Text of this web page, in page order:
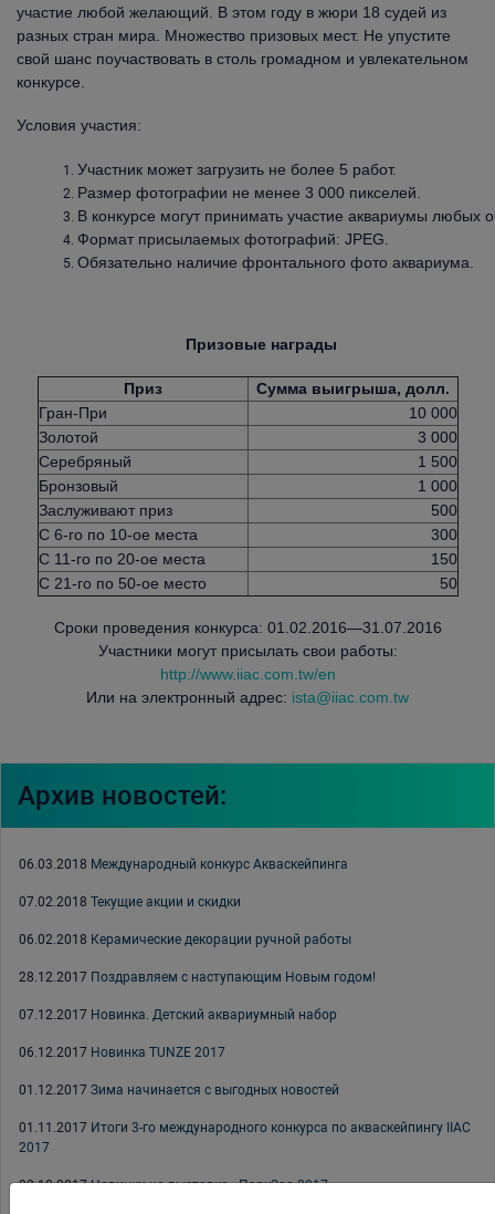
участие любой желающий. В этом году в жюри 18 судей из
разных стран мира. Множество призовых мест. Не упустите
свой шанс поучаствовать в столь громадном и увлекательном
конкурсе.
Условия участия:
Участник может загрузить не более 5 работ.
Размер фотографии не менее 3 000 пикселей.
В конкурсе могут принимать участие аквариумы любых
Формат присылаемых фотографий: JPEG.
Обязательно наличие фронтального фото аквариума.
Призовые награды
Приз
Сумма выигрыша, долл.
Гран-При
10 000
Золотой
3 000
Серебряный
1 500
Бронзовый
1 000
Заслуживают приз
500
С 6-го по 10-ое места
300
С 11-го по 20-ое места
150
С 21-го по 50-ое место
50
Сроки проведения конкурса: 01.02.2016—31.07.2016
Участники могут присылать свои работы:
http://www.iiac.com.tw/en
Или на электронный адрес: ista@iiac.com.tw
Архив новостей:
06.03.2018 Международный конкурс Акваскейпинга
07.02.2018 Текущие акции и скидки
06.02.2018 Керамические декорации ручной работы
28.12.2017 Поздравляем с наступающим Новым годом!
07.12.2017 Новинка. Детский аквариумный набор
06.12.2017 Новинка TUNZE 2017
01.12.2017 Зима начинается с выгодных новостей
01.11.2017 Итоги 3-го международного конкурса по акваскейпингу IIAC
2017
02.10.2017Новинки на выставке «ПаркЗоо 2017»